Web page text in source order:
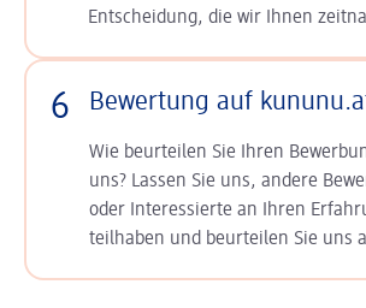
Entscheidung, die wir Ihnen
6 Bewertung auf
Wie beurteilen Sie Ihren
uns? Lassen Sie uns, andere
oder Interessierte an Ihren
teilhaben und beurteilen Sie uns